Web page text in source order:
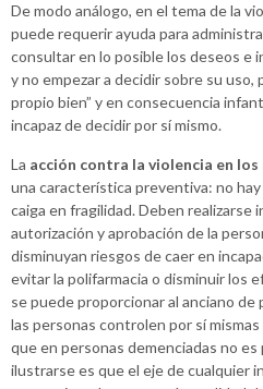
De modo análogo, en el tema de la
puede requerir ayuda para
consultar en lo posible los deseos e
y no empezar a decidir sobre su uso,
propio bien” y en consecuencia
incapaz de decidir por sí mismo.
La acción contra la violencia en los
una característica preventiva: no
caiga en fragilidad. Deben realizarse
autorización y aprobación de la
disminuyan riesgos de caer en
evitar la polifarmacia o disminuir los
se puede proporcionar al anciano
las personas controlen por sí
que en personas demenciadas no
ilustrarse es que el eje de cualquier